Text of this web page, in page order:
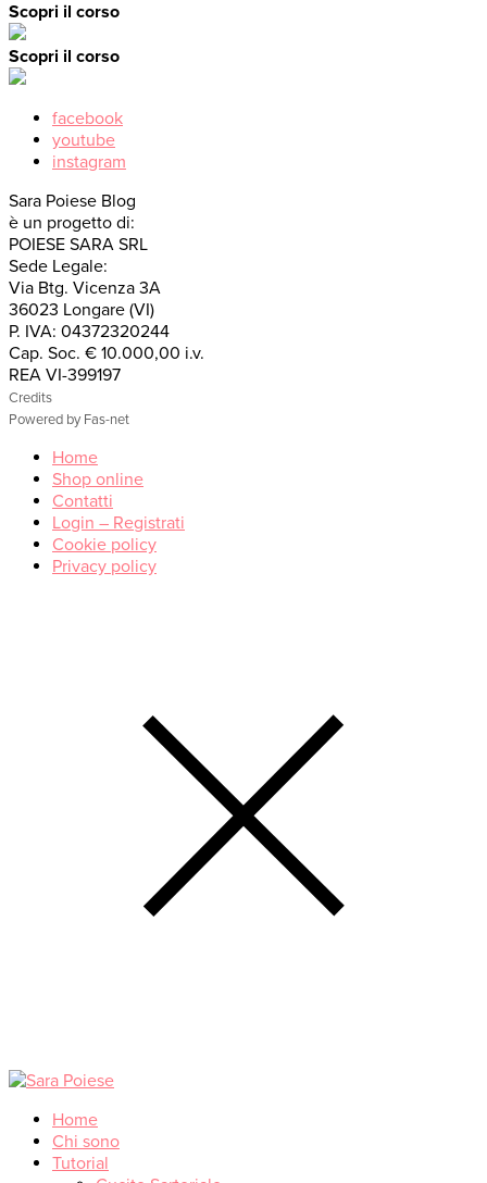
Scopri il corso
Scopri il corso
facebook
youtube
instagram
Sara Poiese Blog
è un progetto di:
POIESE SARA SRL
Sede Legale:
Via Btg. Vicenza 3A
36023 Longare (VI)
P. IVA: 04372320244
Cap. Soc. € 10.000,00 i.v.
REA VI-399197
Credits
Powered by Fas-net
Home
Shop online
Contatti
Login – Registrati
Cookie policy
Privacy policy
Home
Chi sono
Tutorial